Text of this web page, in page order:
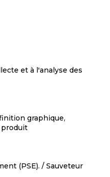
et à l'analyse des
graphique,
produit
(PSE). / Sauveteur